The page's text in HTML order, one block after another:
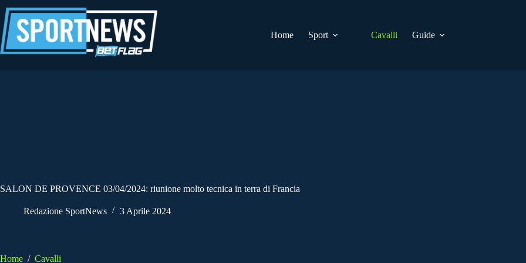
al
contenuto
Home
Sport Cavalli Guide
SALON DE PROVENCE 03/04/2024: riunione molto tecnica in terra di Francia
Redazione SportNews 3 Aprile 2024
Home / Cavalli